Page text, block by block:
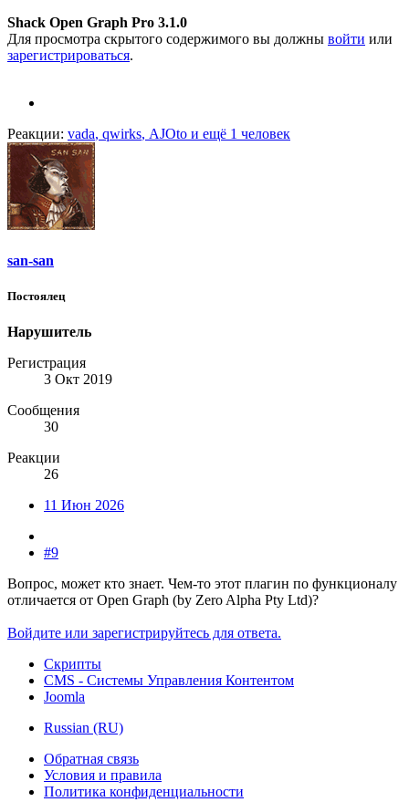
Shack Open Graph Pro 3.1.0
Для просмотра скрытого содержимого вы должны войти или
зарегистрироваться.
Реакции: vada, qwirks, AJOto и ещё 1 человек
san-san
Постоялец
Нарушитель
Регистрация
3 Окт 2019
Сообщения
30
Реакции
26
11 Июн 2026
#9
Вопрос, может кто знает. Чем-то этот плагин по функционалу
отличается от Open Graph (by Zero Alpha Pty Ltd)?
Войдите или зарегистрируйтесь для ответа.
Скрипты
CMS - Системы Управления Контентом
Joomla
Russian (RU)
Обратная связь
Условия и правила
Политика конфиденциальности